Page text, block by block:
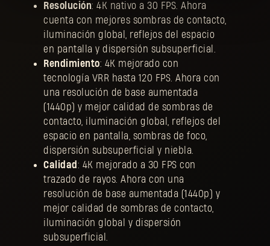
Resolución: 4K nativo a 30 FPS. Ahora
cuenta con mejores sombras de contacto,
iluminación global, reflejos del espacio
en pantalla y dispersión subsuperficial.
Rendimiento: 4K mejorado con
tecnología VRR hasta 120 FPS. Ahora con
una resolución de base aumentada
(1440p) y mejor calidad de sombras de
contacto, iluminación global, reflejos del
espacio en pantalla, sombras de foco,
dispersión subsuperficial y niebla.
Calidad : 4K mejorado a 30 FPS con
trazado de rayos. Ahora con una
resolución de base aumentada (1440p) y
mejor calidad de sombras de contacto,
iluminación global y dispersión
subsuperficial.